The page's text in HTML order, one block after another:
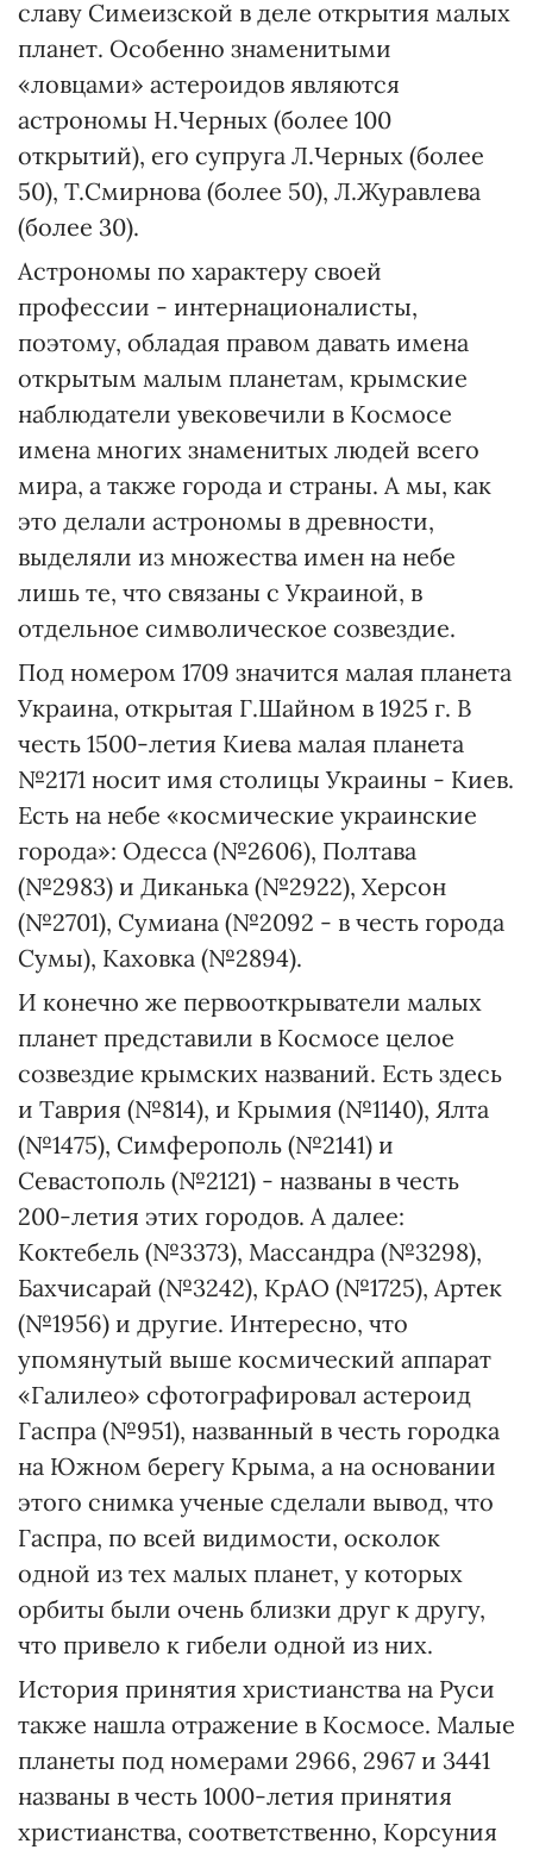
славу Симеизской в деле открытия малых
планет. Особенно знаменитыми
«ловцами» астероидов являются
астрономы Н.Черных (более 100
открытий), его супруга Л.Черных (более
50), Т.Смирнова (более 50), Л.Журавлева
(более 30).
Астрономы по характеру своей
профессии - интернационалисты,
поэтому, обладая правом давать имена
открытым малым планетам, крымские
наблюдатели увековечили в Космосе
имена многих знаменитых людей всего
мира, а также города и страны. А мы, как
это делали астрономы в древности,
выделяли из множества имен на небе
лишь те, что связаны с Украиной, в
отдельное символическое созвездие.
Под номером 1709 значится малая планета
Украина, открытая Г.Шайном в 1925 г. В
честь 1500-летия Киева малая планета
№2171 носит имя столицы Украины - Киев.
Есть на небе «космические украинские
города»: Одесса (№2606), Полтава
(№2983) и Диканька (№2922), Херсон
(№2701), Сумиана (№2092 - в честь города
Сумы), Каховка (№2894).
И конечно же первооткрыватели малых
планет представили в Космосе целое
созвездие крымских названий. Есть здесь
и Таврия (№814), и Крымия (№1140), Ялта
(№1475), Симферополь (№2141) и
Севастополь (№2121) - названы в честь
200-летия этих городов. А далее:
Коктебель (№3373), Массандра (№3298),
Бахчисарай (№3242), КрАО (№1725), Артек
(№1956) и другие. Интересно, что
упомянутый выше космический аппарат
«Галилео» сфотографировал астероид
Гаспра (№951), названный в честь городка
на Южном берегу Крыма, а на основании
этого снимка ученые сделали вывод, что
Гаспра, по всей видимости, осколок
одной из тех малых планет, у которых
орбиты были очень близки друг к другу,
что привело к гибели одной из них.
История принятия христианства на Руси
также нашла отражение в Космосе. Малые
планеты под номерами 2966, 2967 и 3441
названы в честь 1000-летия принятия
христианства, соответственно, Корсуния